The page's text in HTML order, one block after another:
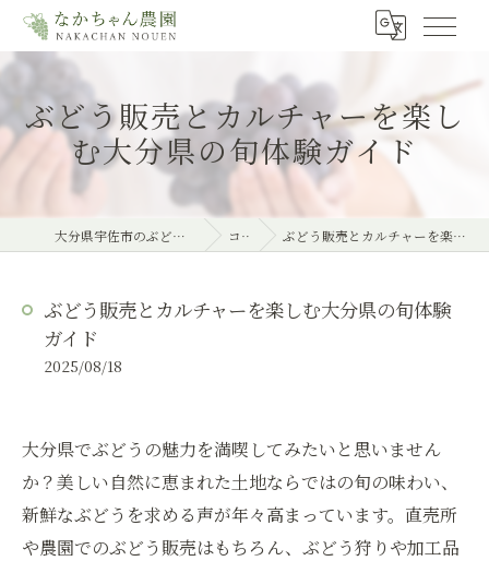
ぶどう販売とカルチャーを楽し
む大分県の旬体験ガイド
大分県宇佐市のぶどうならなかちゃん農園 コラム ぶどう販売とカルチャーを楽しむ大分県の旬体験ガイド
ぶどう販売とカルチャーを楽しむ大分県の旬体験
ガイド
2025/08/18
大分県でぶどうの魅力を満喫してみたいと思いません
か？美しい自然に恵まれた土地ならではの旬の味わい、
新鮮なぶどうを求める声が年々高まっています。直売所
や農園でのぶどう販売はもちろん、ぶどう狩りや加工品